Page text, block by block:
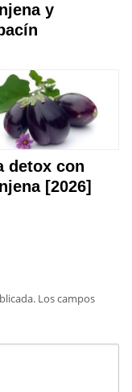
y
detox con
[2026]
Los campos